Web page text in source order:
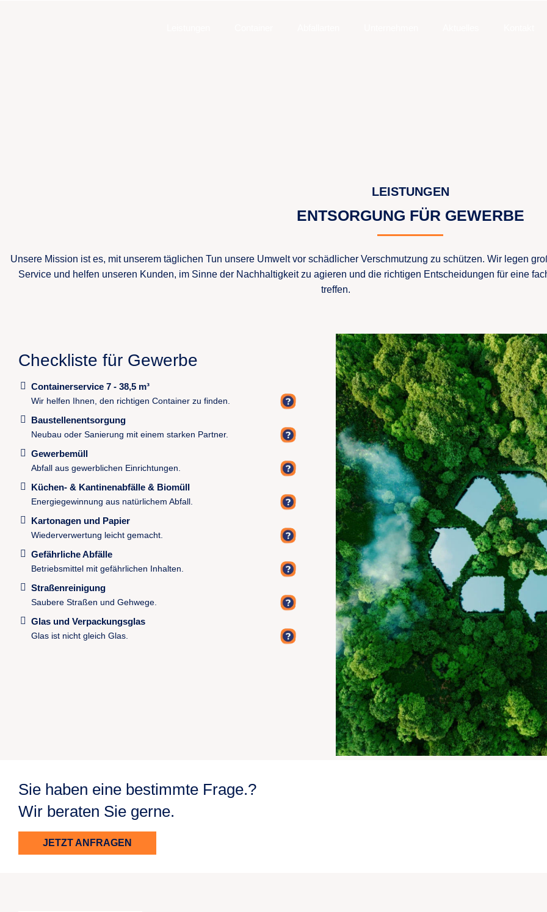
LEISTUNGEN
ENTSORGUNG FÜR GEWERBE
Unsere Mission ist es, mit unserem täglichen Tun unsere Umwelt vor schädlicher Verschmutzung zu schützen. Wir legen
Service und helfen unseren Kunden, im Sinne der Nachhaltigkeit zu agieren und die richtigen Entscheidungen für eine
treffen.
Checkliste für Gewerbe
Containerservice 7 - 38,5 m³
Wir helfen Ihnen, den richtigen Container zu finden.
Baustellenentsorgung
Neubau oder Sanierung mit einem starken Partner.
Gewerbemüll
Abfall aus gewerblichen Einrichtungen.
Küchen- & Kantinenabfälle & Biomüll
Energiegewinnung aus natürlichem Abfall.
Kartonagen und Papier
Wiederverwertung leicht gemacht.
Gefährliche Abfälle
Betriebsmittel mit gefährlichen Inhalten.
Straßenreinigung
Saubere Straßen und Gehwege.
Glas und Verpackungsglas
Glas ist nicht gleich Glas.
Sie haben eine bestimmte Frage.?
Wir beraten Sie gerne.
JETZT ANFRAGEN